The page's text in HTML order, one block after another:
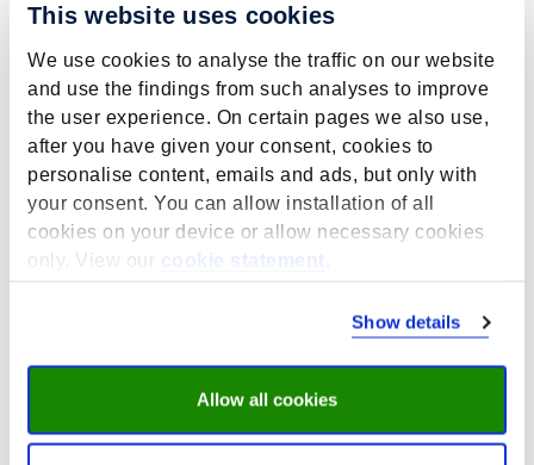
This website uses cookies
We use cookies to analyse the traffic on our website
and use the findings from such analyses to improve
the user experience. On certain pages we also use,
after you have given your consent, cookies to
personalise content, emails and ads, but only with
your consent. You can allow installation of all
cookies on your device or allow necessary cookies
only. View our
cookie statement
Show details
Allow all cookies
Van pioniersfase tot
gevestigd instituut:
voormalige directeuren
Andries de Grip en Rolf van
der Velden blikken terug
mei 18, 2026
Velden terug op de beginjaren van het instituut, toen
een klein team met grote ambities de basis legde voor
wat later zou uitgroeien tot een toonaangevend
arbeidsmarkt aan de Universiteit Maastricht.